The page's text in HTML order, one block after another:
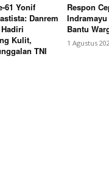
61 Yonif
Danrem
Kulit,
TNI
Respon
Indramayu
Bantu
1 Agustus